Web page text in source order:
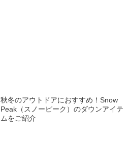
秋冬のアウトドアにおすすめ！Snow
Peak（スノーピーク）のダウンアイテ
ムをご紹介